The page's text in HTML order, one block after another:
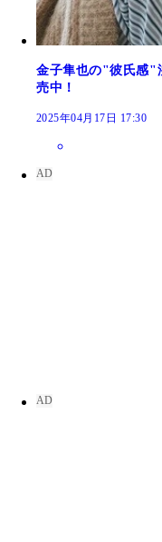
金子隼也の"彼氏感"
売中！
2025年04月17日 17:30